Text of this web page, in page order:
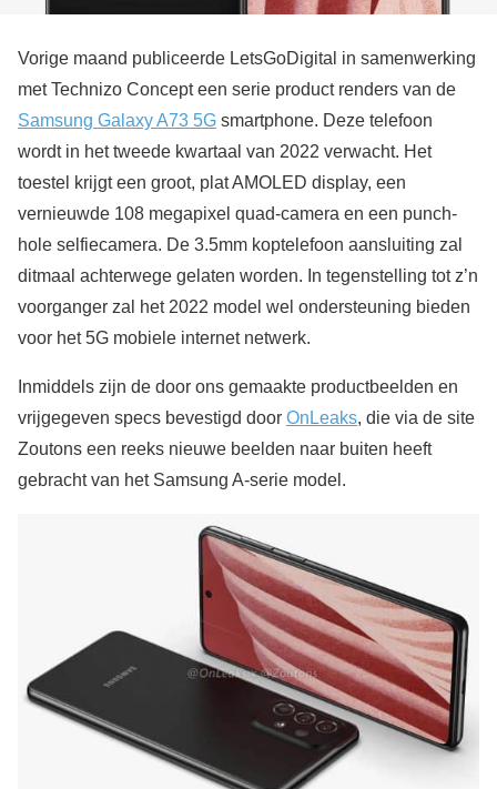
Vorige maand publiceerde LetsGoDigital in samenwerking
met Technizo Concept een serie product renders van de
Samsung Galaxy A73 5G smartphone. Deze telefoon
wordt in het tweede kwartaal van 2022 verwacht. Het
toestel krijgt een groot, plat AMOLED display, een
vernieuwde 108 megapixel quad-camera en een punch-
hole selfiecamera. De 3.5mm koptelefoon aansluiting zal
ditmaal achterwege gelaten worden. In tegenstelling tot z’n
voorganger zal het 2022 model wel ondersteuning bieden
voor het 5G mobiele internet netwerk.
Inmiddels zijn de door ons gemaakte productbeelden en
vrijgegeven specs bevestigd door OnLeaks, die via de site
Zoutons een reeks nieuwe beelden naar buiten heeft
gebracht van het Samsung A-serie model.